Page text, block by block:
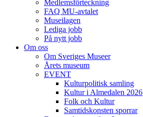
Medlemsförteckning
FAQ MU-avtalet
Museilagen
Lediga jobb
På nytt jobb
Om oss
Om Sveriges Museer
Årets museum
EVENT
Kulturpolitisk samling
Kultur i Almedalen 2026
Folk och Kultur
Samtidskonsten sporrar